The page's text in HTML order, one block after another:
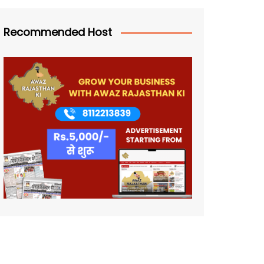
Recommended Host